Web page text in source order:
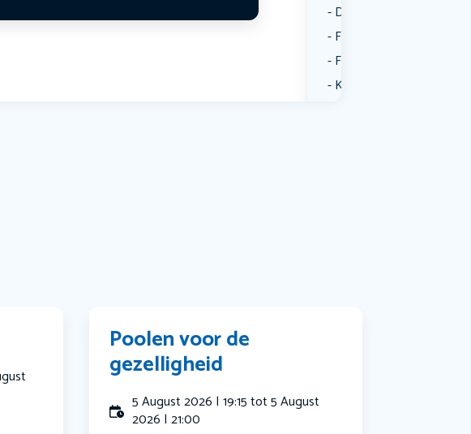
Dansen
Fietsen
Film
Kunst & Cultuur
Poolen voor de
gezelligheid
5 August 2026 | 19:15 tot 5 August
2026 | 21:00